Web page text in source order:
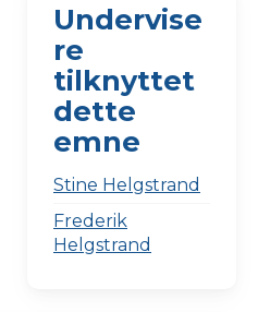
Undervise
re
tilknyttet
dette
emne
Stine Helgstrand
Frederik
Helgstrand